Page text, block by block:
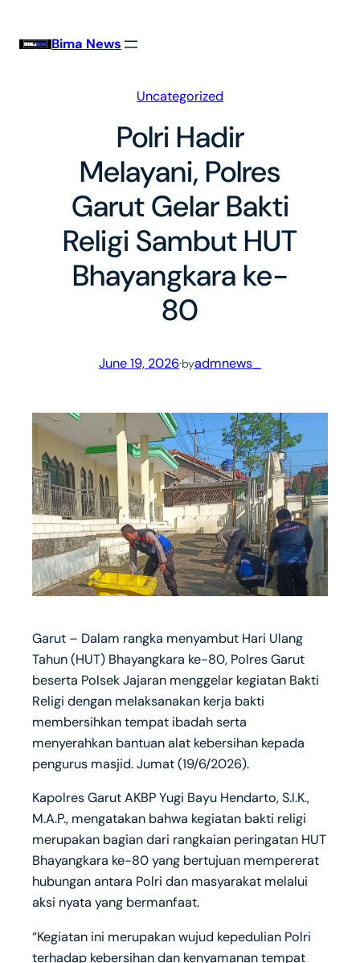
Bima News
Uncategorized
Polri Hadir
Melayani, Polres
Garut Gelar Bakti
Religi Sambut HUT
Bhayangkara ke-
80
June 19, 2026·byadmnews_
Garut – Dalam rangka menyambut Hari Ulang
Tahun (HUT) Bhayangkara ke-80, Polres Garut
beserta Polsek Jajaran menggelar kegiatan Bakti
Religi dengan melaksanakan kerja bakti
membersihkan tempat ibadah serta
menyerahkan bantuan alat kebersihan kepada
pengurus masjid. Jumat (19/6/2026).
Kapolres Garut AKBP Yugi Bayu Hendarto, S.I.K.,
M.A.P., mengatakan bahwa kegiatan bakti religi
merupakan bagian dari rangkaian peringatan HUT
Bhayangkara ke-80 yang bertujuan mempererat
hubungan antara Polri dan masyarakat melalui
aksi nyata yang bermanfaat.
“Kegiatan ini merupakan wujud kepedulian Polri
terhadap kebersihan dan kenyamanan tempat